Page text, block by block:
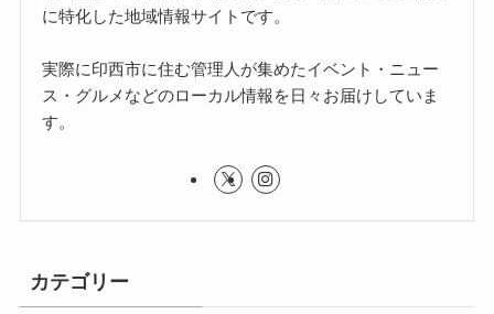
に特化した地域情報サイトです。
実際に印西市に住む管理人が集めたイベント・ニュー
ス・グルメなどのローカル情報を日々お届けしていま
す。
カテゴリー